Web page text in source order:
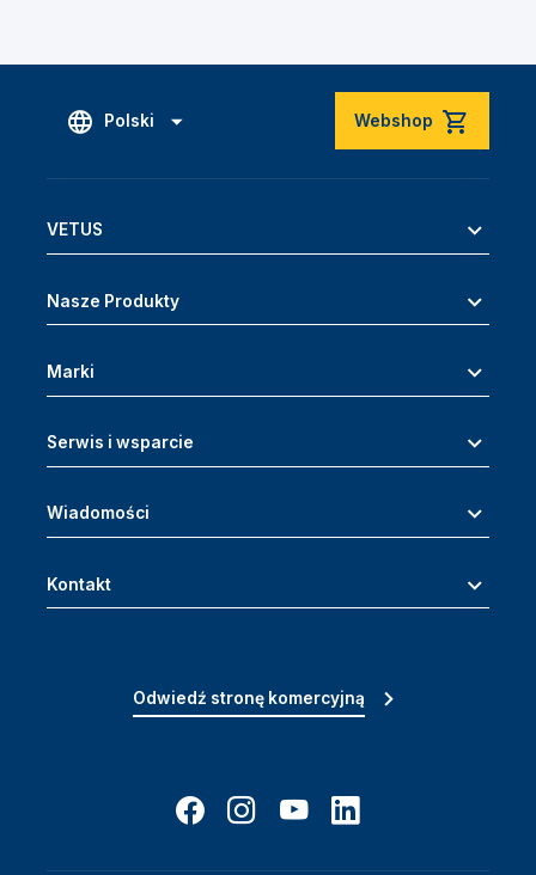
Polski Webshop
VETUS
Nasze Produkty
Marki
Serwis i wsparcie
Wiadomości
Kontakt
Odwiedź stronę komercyjną